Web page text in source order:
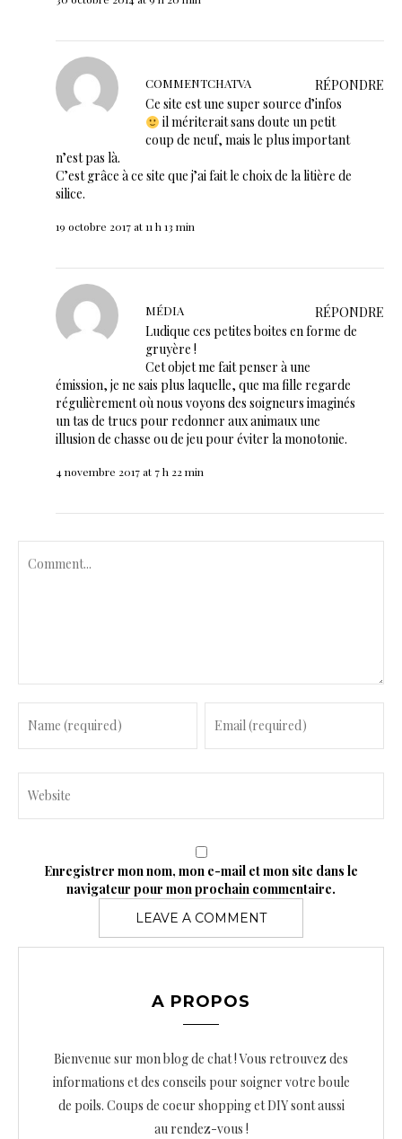
COMMENTCHATVA
RÉPONDRE
Ce site est une super source d’infos
il mériterait sans doute un petit
coup de neuf, mais le plus important
n’est pas là.
C’est grâce à ce site que j’ai fait le choix de la litière de
silice.
19 octobre 2017 at 11 h 13 min
MÉDIA
RÉPONDRE
Ludique ces petites boites en forme de
gruyère !
Cet objet me fait penser à une
émission, je ne sais plus laquelle, que ma fille regarde
régulièrement où nous voyons des soigneurs imaginés
un tas de trucs pour redonner aux animaux une
illusion de chasse ou de jeu pour éviter la monotonie.
4 novembre 2017 at 7 h 22 min
Enregistrer mon nom, mon e-mail et mon site dans le
navigateur pour mon prochain commentaire.
A PROPOS
Bienvenue sur mon blog de chat ! Vous retrouvez des
informations et des conseils pour soigner votre boule
de poils. Coups de coeur shopping et DIY sont aussi
au rendez-vous !